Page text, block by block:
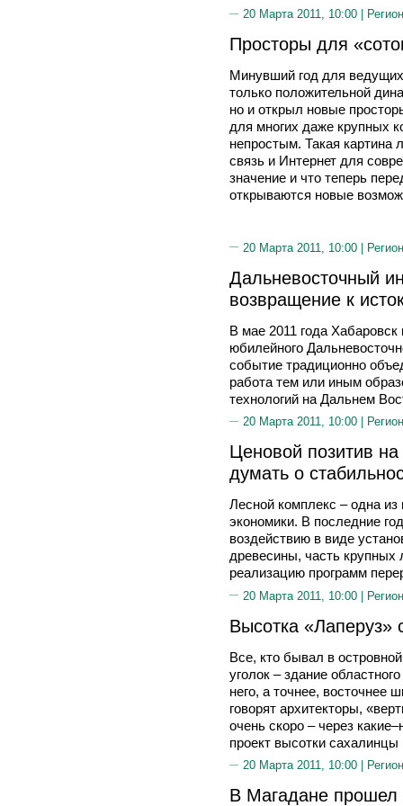
20 Марта 2011, 10:00 |
Просторы для
Минувший год для
только положительной
но и открыл новые
для многих даже крупных
непростым. Такая картина
связь и Интернет для
значение и что теперь
открываются новые
20 Марта 2011, 10:00 |
Дальневосточный
возвращение к
В мае 2011 года Хабаровск
юбилейного
событие традиционно
работа тем или иным
технологий на Дальнем
20 Марта 2011, 10:00 |
Ценовой позитив
думать о
Лесной комплекс – одна
экономики. В последние
воздействию в виде
древесины, часть
реализацию программ
20 Марта 2011, 10:00 |
Высотка «Лаперуз»
Все, кто бывал в
уголок – здание
него, а точнее, восточнее
говорят архитекторы,
очень скоро – через
проект высотки
20 Марта 2011, 10:00 |
В Магадане